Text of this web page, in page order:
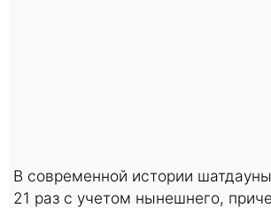
В современной истории
21 раз с учетом нынешнего,